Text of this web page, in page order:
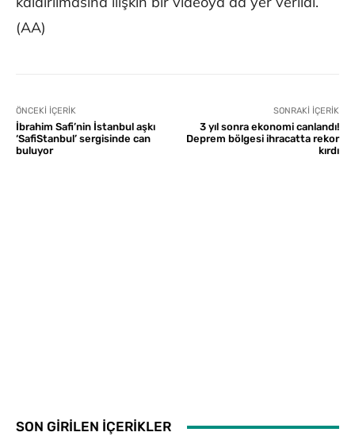
(AA)
ÖNCEKI İÇERIK
İbrahim Safi’nin İstanbul aşkı
‘SafiStanbul’ sergisinde can
buluyor
SONRAKI İÇERIK
3 yıl sonra ekonomi canlandı!
Deprem bölgesi ihracatta rekor
kırdı
SON GİRİLEN İÇERİKLER